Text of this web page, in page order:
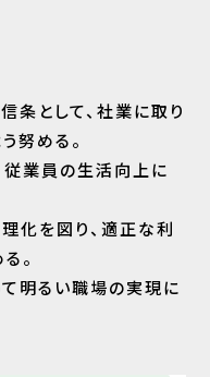
条として、社業に取り
努める。
従業員の生活向上に
化を図り、適正な利
。
明るい職場の実現に